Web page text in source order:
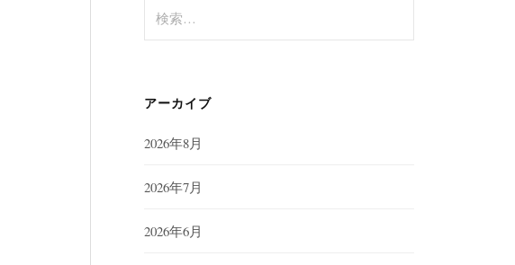
索:
アーカイブ
2026年8月
2026年7月
2026年6月